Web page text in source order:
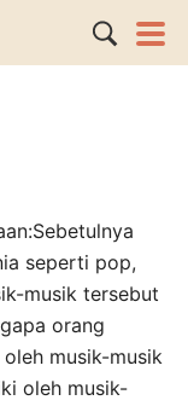
seperti pop,
musik tersebut
orang
musik-musik
oleh musik-